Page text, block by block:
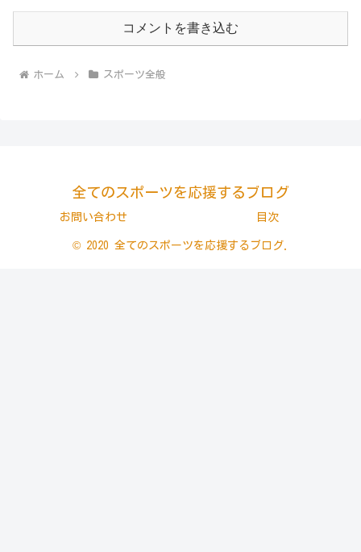
コメントを書き込む
ホーム スポーツ全般
全てのスポーツを応援するブログ
お問い合わせ 目次
© 2020 全てのスポーツを応援するブログ.